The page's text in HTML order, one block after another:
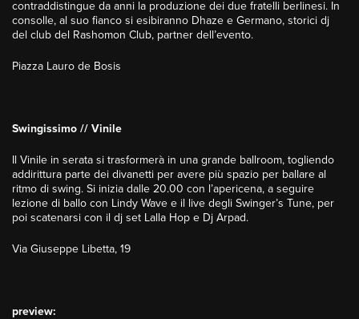
contraddistingue da anni la produzione dei due fratelli berlinesi. In
consolle, al suo fianco si esibiranno Dhaze e Germano, storici dj
del club del Rashomon Club, partner dell’evento.
Piazza Lauro de Bosis
Swingissimo // Vinile
Il Vinile in serata si trasformerà in una grande ballroom, togliendo
addirittura parte dei divanetti per avere più spazio per ballare al
ritmo di swing. Si inizia dalle 20.00 con l’apericena, a seguire
lezione di ballo con Lindy Wave e il live degli Swinger’s Tune, per
poi scatenarsi con il dj set Lalla Hop e Dj Arpad.
Via Giuseppe Libetta, 19
preview: